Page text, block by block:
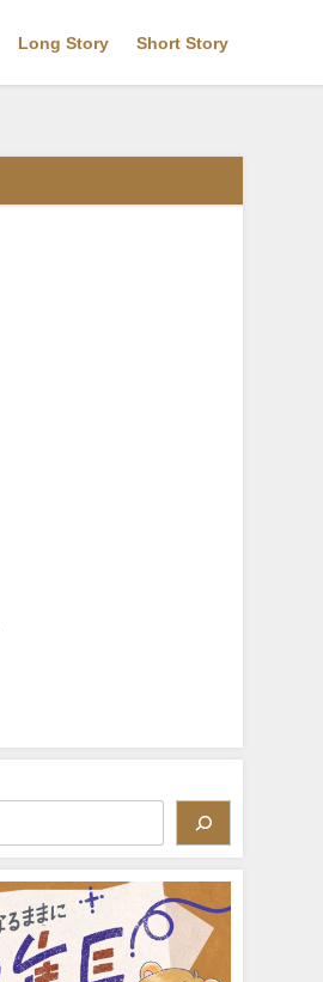
Long Story Short Story